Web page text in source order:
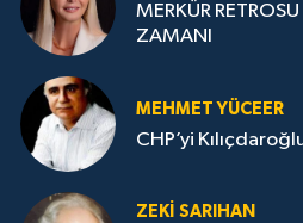
MERKÜR
ZAMANI
MEHMET YÜCEER
CHP’yi
ZEKI SARIHAN